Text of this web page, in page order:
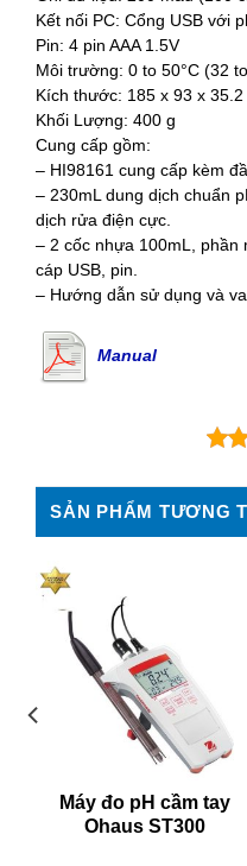
Kết nối PC: Cổng USB với
Pin: 4 pin AAA 1.5V
Môi trường: 0 to 50°C (32
Kích thước: 185 x 93 x 35.2
Khối Lượng: 400 g
Cung cấp gồm:
– HI98161 cung cấp kèm
– 230mL dung dịch chuẩn
dịch rửa điện cực.
– 2 cốc nhựa 100mL, phần
cáp USB, pin.
– Hướng dẫn sử dụng và
Manual
SẢN PHẨM TƯƠNG
Máy đo pH cầm tay
Ohaus ST300